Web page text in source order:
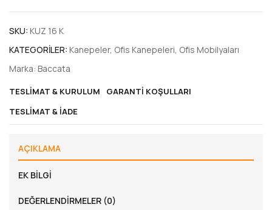
SKU: KUZ 16 K
KATEGORILER: Kanepeler, Ofis Kanepeleri, Ofis Mobilyaları
Marka: Baccata
TESLIMAT & KURULUM
GARANTI KOŞULLARI
TESLIMAT & İADE
AÇIKLAMA
EK BILGI
DEĞERLENDIRMELER (0)